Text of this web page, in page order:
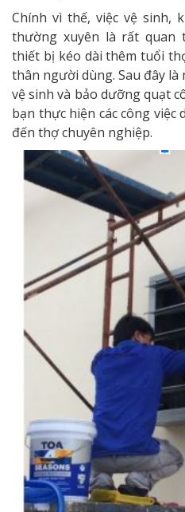
Chính vì thế, việc vệ sinh,
thường xuyên là rất quan
thiết bị kéo dài thêm tuổi
thân người dùng. Sau đây là
vệ sinh và bảo dưỡng quạt
bạn thực hiện các công việc
đến thợ chuyên nghiệp.